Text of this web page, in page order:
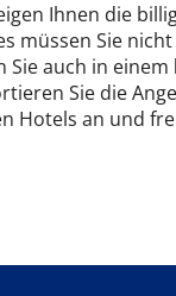
Ihnen die
müssen Sie
Sie auch in einem
Sie die
Hotels an und